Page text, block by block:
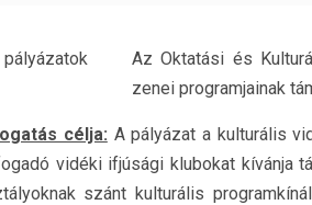
Az Oktatási és
zenei programjainak
célja: A pályázat a kulturális
vidéki ifjúsági klubokat kívánja
szánt kulturális